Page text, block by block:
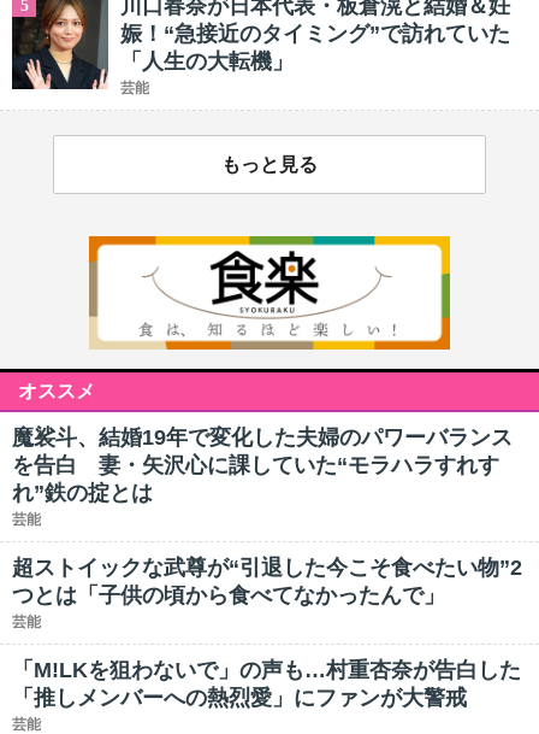
5
川口春奈が日本代表・板倉滉と結婚＆妊
娠！“急接近のタイミング”で訪れていた
「人生の大転機」
芸能
もっと見る
オススメ
魔裟斗、結婚19年で変化した夫婦のパワーバランス
を告白 妻・矢沢心に課していた“モラハラすれす
れ”鉄の掟とは
芸能
超ストイックな武尊が“引退した今こそ食べたい物”2
つとは「子供の頃から食べてなかったんで」
芸能
「M!LKを狙わないで」の声も…村重杏奈が告白した
「推しメンバーへの熱烈愛」にファンが大警戒
芸能